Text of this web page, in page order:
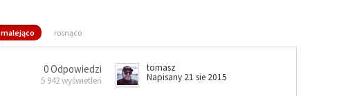
malejąco rosnąco
0 Odpowiedzi
5 942 wyświetleń
tomasz
Napisany 21 sie 2015